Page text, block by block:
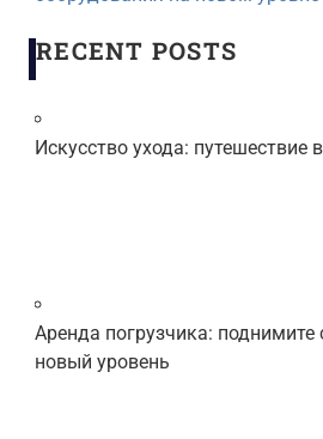
RECENT POSTS
Искусство ухода: путешествие
Аренда погрузчика: поднимите
новый уровень